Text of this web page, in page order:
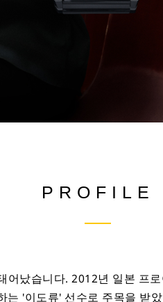
PROFILE
났습니다. 2012년 일본 프
'이도류' 선수로 주목을 받